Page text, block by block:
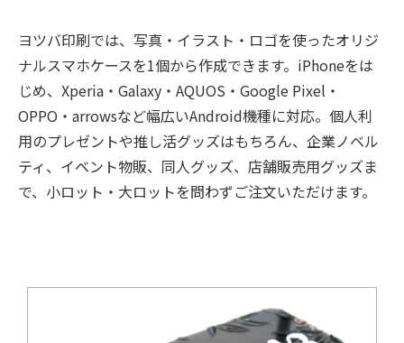
ヨツバ印刷では、写真・イラスト・ロゴを使ったオリジ
ナルスマホケースを1個から作成できます。iPhoneをは
じめ、Xperia・Galaxy・AQUOS・Google Pixel・
OPPO・arrowsなど幅広いAndroid機種に対応。個人利
用のプレゼントや推し活グッズはもちろん、企業ノベル
ティ、イベント物販、同人グッズ、店舗販売用グッズま
で、小ロット・大ロットを問わずご注文いただけます。